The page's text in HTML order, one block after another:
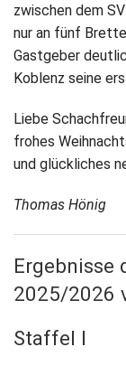
zwischen dem
nur an fünf
Gastgeber
Koblenz seine
Liebe
frohes
und glückliches
Thomas Hönig
Ergebnisse
2025/2026
Staffel I